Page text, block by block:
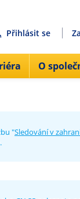
Přihlásit se
O
"Sledování v